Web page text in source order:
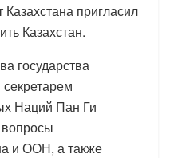
пригласил
Казахстан.
государства
Наций Пан Ги
и ООН, а также